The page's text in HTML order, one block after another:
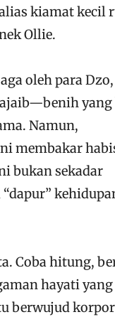
kiamat kecil
Ollie.
oleh para Dzo,
yang
Namun,
membakar
bukan sekadar
Coba hitung,
hayati
berwujud